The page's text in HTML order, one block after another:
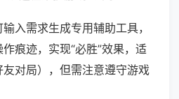
入需求生成专用辅助工具，
痕迹，实现“必胜”效果，适
对局），但需注意遵守游戏